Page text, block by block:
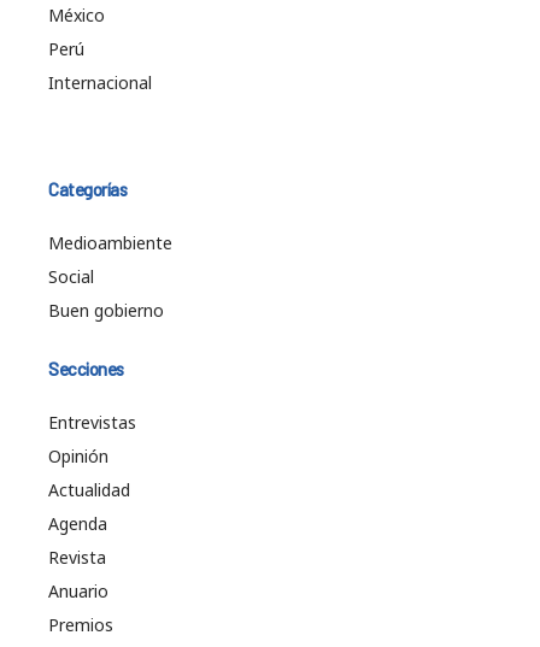
México
Perú
Internacional
Categorías
Medioambiente
Social
Buen gobierno
Secciones
Entrevistas
Opinión
Actualidad
Agenda
Revista
Anuario
Premios